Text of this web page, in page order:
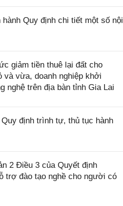
Quy định chi tiết một số nội
giảm tiền thuê lại đất cho
và vừa, doanh nghiệp khởi
nghệ trên địa bàn tỉnh Gia Lai
định trình tự, thủ tục hành
2 Điều 3 của Quyết định
trợ đào tạo nghề cho người có